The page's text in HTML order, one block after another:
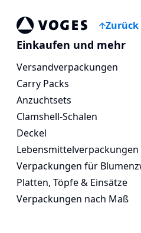
Voges Online Store
Zurück
Einkaufen und mehr
Versandverpackungen
Carry Packs
Anzuchtsets
Clamshell-Schalen
Deckel
Lebensmittelverpackungen
Verpackungen für
Platten, Töpfe & Einsätze
Verpackungen nach Maß